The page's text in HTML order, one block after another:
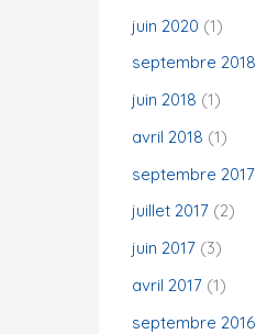
juin 2020 (1)
septembre 2018
juin 2018 (1)
avril 2018 (1)
septembre 2017
juillet 2017 (2)
juin 2017 (3)
avril 2017 (1)
septembre 2016